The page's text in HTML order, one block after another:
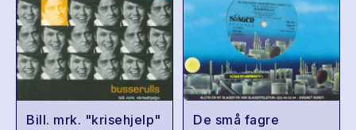
Bill. mrk. "krisehjelp" De små fagre